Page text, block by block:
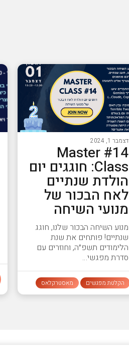
דצמבר 1, 2024
#14 Master
Class: חוגגים יום
הולדת שנתיים
לאח הבכור של
מנועי השיחה
מנוע השיחה הבכור שלנו, חוגג
שנתיים! פותחים את שנת
הלימודים תשפ״ה, וחוזרים עם
סדרת מפגשי…
הקלטת מפגשים מאסטרקלאס